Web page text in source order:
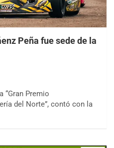
Peña fue sede de la
“Gran Premio
del Norte”, contó con la